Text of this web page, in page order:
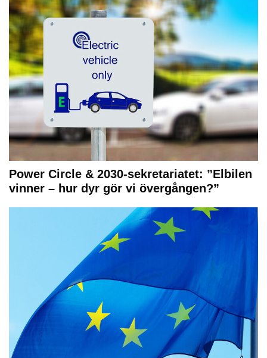
Power Circle & 2030-sekretariatet: ”Elbilen
vinner – hur dyr gör vi övergången?”